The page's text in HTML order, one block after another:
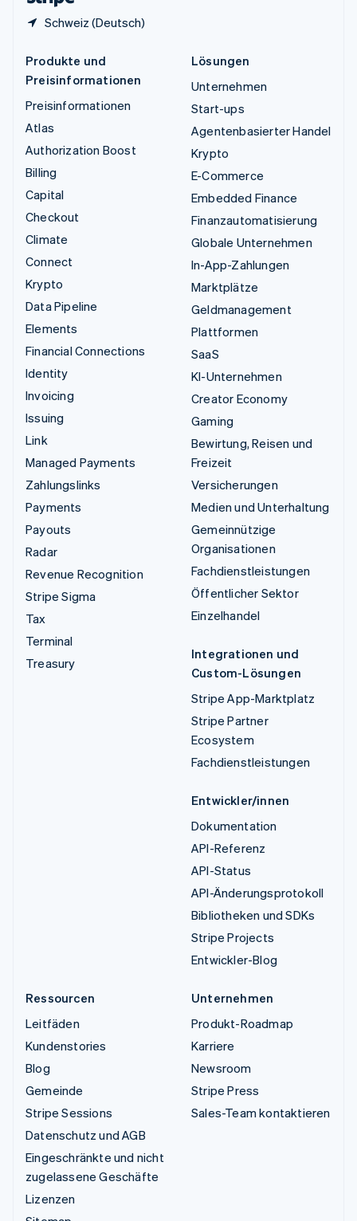
Schweiz (Deutsch)
Produkte und
Preisinformationen
Preisinformationen
Atlas
Authorization Boost
Billing
Capital
Checkout
Climate
Connect
Krypto
Data Pipeline
Elements
Financial Connections
Identity
Invoicing
Issuing
Link
Managed Payments
Zahlungslinks
Payments
Payouts
Radar
Revenue Recognition
Stripe Sigma
Tax
Terminal
Treasury
Lösungen
Unternehmen
Start-ups
Agentenbasierter Handel
Krypto
E-Commerce
Embedded Finance
Finanzautomatisierung
Globale Unternehmen
In-App-Zahlungen
Marktplätze
Geldmanagement
Plattformen
SaaS
KI-Unternehmen
Creator Economy
Gaming
Bewirtung, Reisen und
Freizeit
Versicherungen
Medien und Unterhaltung
Gemeinnützige
Organisationen
Fachdienstleistungen
Öffentlicher Sektor
Einzelhandel
Integrationen und
Custom-Lösungen
Stripe App-Marktplatz
Stripe Partner
Ecosystem
Fachdienstleistungen
Entwickler/innen
Dokumentation
API-Referenz
API-Status
API-Änderungsprotokoll
Bibliotheken und SDKs
Stripe Projects
Entwickler-Blog
Ressourcen
Leitfäden
Kundenstories
Blog
Gemeinde
Stripe Sessions
Datenschutz und AGB
Eingeschränkte und nicht
zugelassene Geschäfte
Lizenzen
Unternehmen
Produkt-Roadmap
Karriere
Newsroom
Stripe Press
Sales-Team kontaktieren